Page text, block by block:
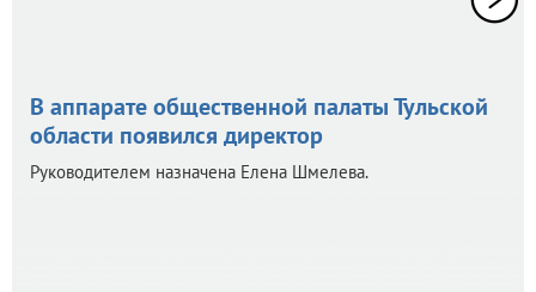
В аппарате общественной палаты Тульской
области появился директор
Руководителем назначена Елена Шмелева.